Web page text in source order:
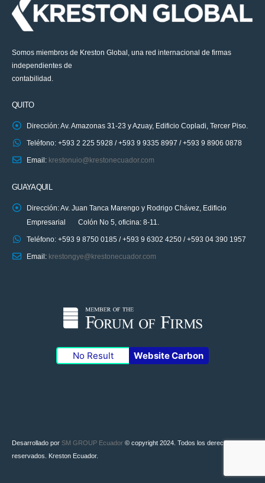
Somos miembros de Kreston Global, una red internacional de firmas
independientes de
Dirección: Av. Amazonas 31-23 y Azuay, Edificio Copladi, Tercer Piso.
Teléfono: +593 2 225 5928 / +593 9 9335 8997 / +593 9 8906 0878
Dirección: Av. Juan Tanca Marengo y Rodrigo Chávez, Edificio
Empresarial Colón No 5, oficina: 8-11.
Teléfono: +593 9 8750 0185 / +593 9 6302 4250 / +593 04 390 1957
Desarrollado porSM GROUP Ecuador